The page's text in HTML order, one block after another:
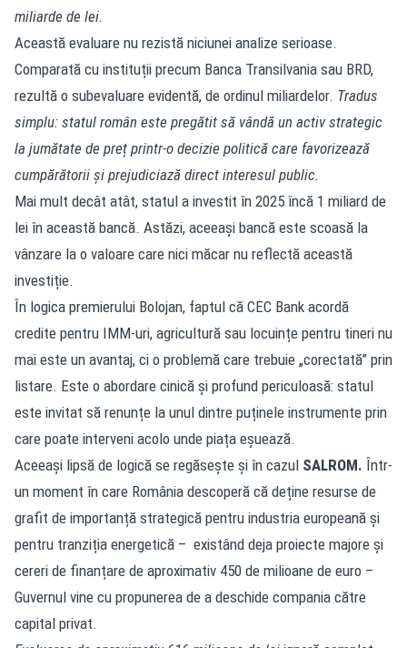
miliarde de lei.
Această evaluare nu rezistă niciunei analize serioase.
Comparată cu instituții precum Banca Transilvania sau BRD,
rezultă o subevaluare evidentă, de ordinul miliardelor. Tradus
simplu: statul român este pregătit să vândă un activ strategic
la jumătate de preț printr-o decizie politică care favorizează
cumpărătorii și prejudiciază direct interesul public.
Mai mult decât atât, statul a investit în 2025 încă 1 miliard de
lei în această bancă. Astăzi, aceeași bancă este scoasă la
vânzare la o valoare care nici măcar nu reflectă această
investiție.
În logica premierului Bolojan, faptul că CEC Bank acordă
credite pentru IMM-uri, agricultură sau locuințe pentru tineri nu
mai este un avantaj, ci o problemă care trebuie „corectată” prin
listare. Este o abordare cinică și profund periculoasă: statul
este invitat să renunțe la unul dintre puținele instrumente prin
care poate interveni acolo unde piața eșuează.
Aceeași lipsă de logică se regăsește și în cazul SALROM. Într-
un moment în care România descoperă că deține resurse de
grafit de importanță strategică pentru industria europeană și
pentru tranziția energetică – existând deja proiecte majore și
cereri de finanțare de aproximativ 450 de milioane de euro –
Guvernul vine cu propunerea de a deschide compania către
capital privat.